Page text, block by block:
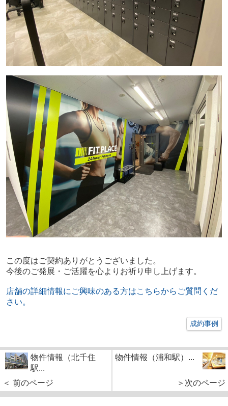
この度はご契約あり がとうございま した。
今後のご発展・ご活躍を心よりお祈り申し上げます。
店舗の詳細情報にご興味のある方はこちらからご質問くだ
さい。
成約事例
物件情報（北千住
駅...
＜ 前のページ
物件情報（浦和駅）...
＞次のページ